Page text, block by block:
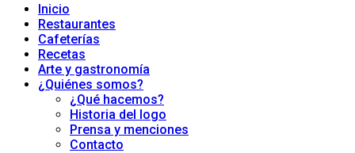
Inicio
Restaurantes
Cafeterías
Recetas
Arte y gastronomía
¿Quiénes somos?
¿Qué hacemos?
Historia del logo
Prensa y menciones
Contacto